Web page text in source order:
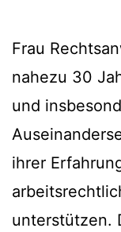
Frau
nahezu 30
und
ihrer
unterstützen.